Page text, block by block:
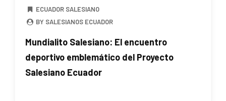
ECUADOR SALESIANO
BY SALESIANOS ECUADOR
Mundialito Salesiano: El encuentro
deportivo emblemático del Proyecto
Salesiano Ecuador